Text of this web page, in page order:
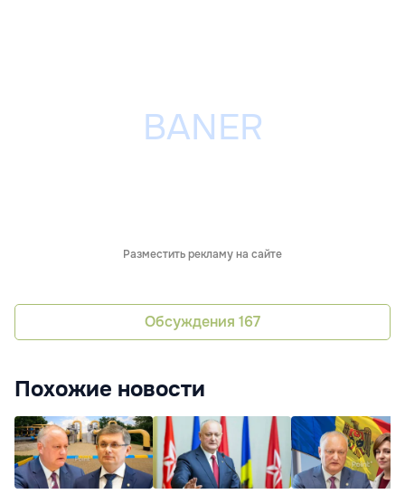
Разместить рекламу на сайте
Обсуждения 167
Похожие новости